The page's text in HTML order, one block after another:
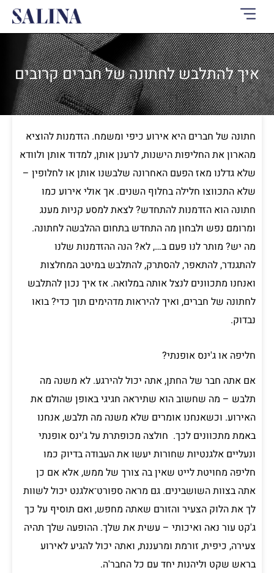
איך להתלבש לחתונה של חברים קרובים
חתונה של חברים היא אירוע כיפי ומשמח. הזדמנות להוציא
מהארון את החליפות הישנות, לרענן אותן, למדוד אותן ולוודא
שלא גדלנו מאז הפעם האחרונה שלבשנו אותן או לחלופין –
שלא התכווצו חלילה בחלוף השנים. אך אולי אירוע כמו
חתונה הוא הזדמנות להתחדש? לצאת למסע קניות מענג
ומרומם נפש ולבחון מה התחדש בתחום ההלבשה לחתונה.
מה יש? מותר לנו פעם ב…, לא? הנה ההזדמנות שלנו
להתגנדר, להתאפר, להסתרק, להתלבש במיטב המחלצות
ואנחנו מתכוונים לנצל אותה במלואה. אז איך נכון להתלבש
לחתונה של חברים, ואיך להיראות מדהימים תוך כדי? בואו
נבדוק.
חליפה או ג'ינס אופנתי?
אם אתה חבר של החתן, אתה יכול להירגע. לא משנה מה
תלבש – מה שחשוב הוא שתיראה חגיגי באופן שהולם את
האירוע. וכשאנחנו אומרים שלא משנה מה תלבש, אנחנו
באמת מתכוונים לכך. חולצה מכופתרת על ג'ינס אופנתי
ונעליים אלגנטיות שחורות יעשו את העבודה בדיוק כמו
חליפה מחויטת לייט שאין בה צורך של ממש, אלא אם כן
אתה בצוות השושבינים. גם מראה ספורט־אלגנט יכול לשוות
לך את הלוק הצעיר והזורם שאתה מחפש, ואם תוסיף על כך
ג'קט עור נאה ואיכותי – עשית את שלך. ההופעה שלך תהיה
צעירה, כיפית, זורמת ומרעננת, ואתה יכול להגיע לאירוע
בראש שקט וליהנות יחד עם כל החבר'ה.